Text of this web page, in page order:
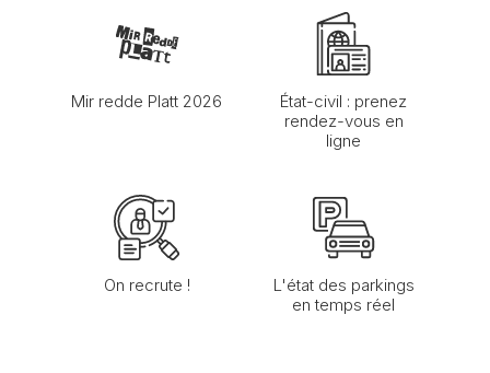
Mir redde Platt 2026
État-civil : prenez
rendez-vous en
ligne
On recrute !
L'état des parkings
en temps réel